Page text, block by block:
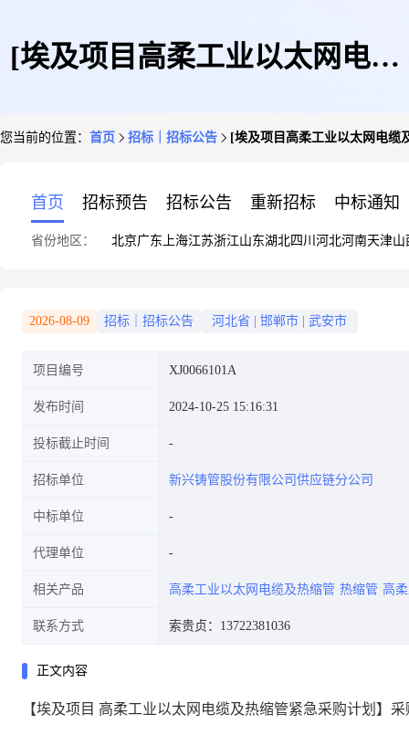
[埃及项目高柔工业以太网电缆
您当前的位置： 首页 招标｜招标公告 [埃及项目高柔工业以太网电缆
首页 招标预告 招标公告 重新招标 中标通知
省份地区： 北京广东 上海江苏浙江山东湖北四川 河北河南天津山
2026-08-09 招标｜招标公告 河北省 邯郸市 武安市
项目编号 XJ0066101A
发布时间 2024-10-25 15:16:31
投标截止时间
招标单位 新兴铸管股份有限公司供应链分公司
中标单位
代理单位
相关产品 高柔工业以太网电缆及热缩管 热缩管 高
联系方式 索贵贞：13722381036
正文内容
【埃及项目 高柔工业以太网电缆及热缩管紧急采购计划】